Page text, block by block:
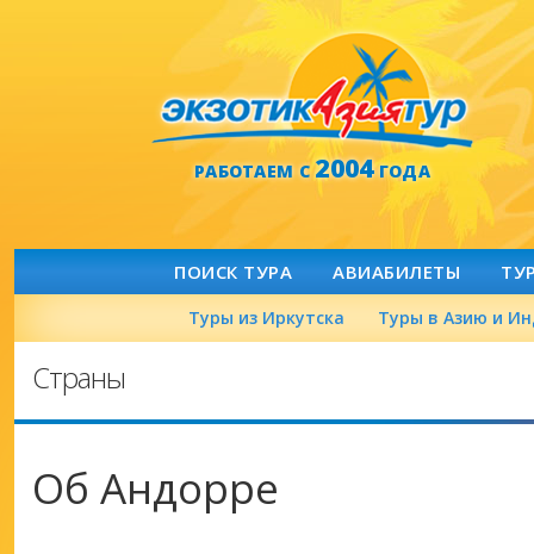
РАБОТАЕМ С2004ГОДА
ПОИСК ТУРА АВИАБИЛЕТЫ
Туры из Иркутска Туры в Азию и
Страны
Об Андорре